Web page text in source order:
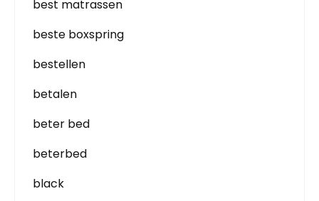
best matrassen
beste boxspring
bestellen
betalen
beter bed
beterbed
black